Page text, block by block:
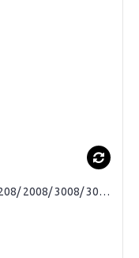
CITROEN C3/C3 AIRCROSS/PEUGEOT 208/ 2008/ 3008/ 308, ΠΟΜΟΛΟ ΛΕΒΙΕ ΤΑΧΥΤΗΤΩΝ, 5 ΤΑΧΥΤΗΤΕΣ, ΜΑΥΡΟ